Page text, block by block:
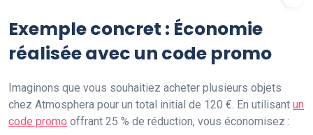
Exemple concret : Économie
réalisée avec un code promo
Imaginons que vous souhaitiez acheter plusieurs objets
chez Atmosphera pour un total initial de 120 €. En utilisant un
code promo offrant 25 % de réduction, vous économisez :